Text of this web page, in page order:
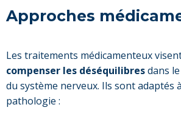
Approches
Les traitements médicamenteux
compenser les déséquilibresdans
du système nerveux. Ils sont adaptés
pathologie :